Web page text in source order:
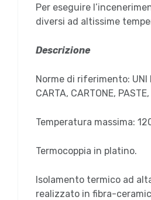
Per eseguire
diversi ad altissime
Descrizione
Norme di riferimento: UNI
CARTA, CARTONE, PASTE,
Temperatura massima:
Termocoppia in platino.
Isolamento termico ad
realizzato in fibra-